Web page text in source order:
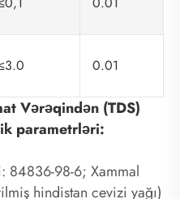
0.01
Vərəqindən (TDS)
parametrləri:
84836-98-6; Xammal
hindistan cevizi yağı)